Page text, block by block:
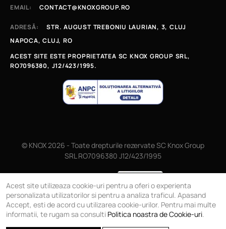
EMAIL: CONTACT@KNOXGROUP.RO
ADRESĂ:
STR. AUGUST TREBONIU LAURIAN, 3, CLUJ
NAPOCA, CLUJ, RO
ACEST SITE ESTE PROPRIETATEA SC KNOX GROUP SRL,
RO7096380, J12/423/1995.
© KNOX 2026 - Toate drepturile rezervate SC Knox Group
SRL RO7096380 J12/423/1995
Acest site utilizeaza cookie-uri pentru a oferi o experienta
personalizata utilizatorilor si pentru a analiza traficul. Apasand
Accept, esti de acord cu utilizarea cookie-urilor. Pentru mai multe
informatii, te rugam sa consulti Politica noastra de Cookie-uri.